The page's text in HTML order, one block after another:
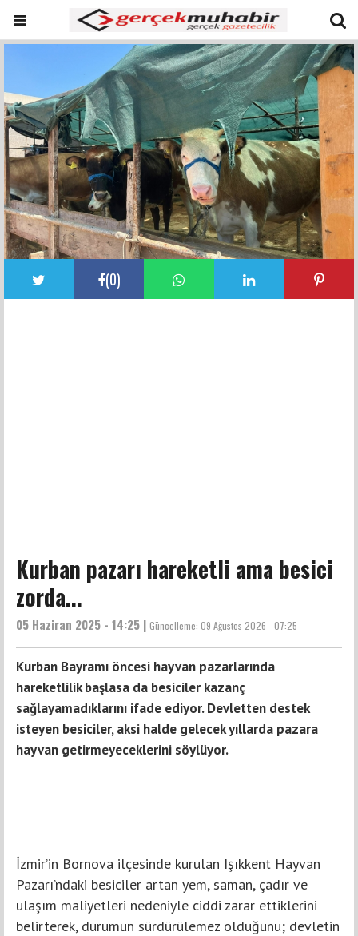
(0)
Kurban pazarı hareketli ama besici
zorda...
05 Haziran 2025 - 14:25 | Güncelleme: 09 Ağustos 2026 - 07:25
Kurban Bayramı öncesi hayvan pazarlarında
hareketlilik başlasa da besiciler kazanç
sağlayamadıklarını ifade ediyor. Devletten destek
isteyen besiciler, aksi halde gelecek yıllarda pazara
hayvan getirmeyeceklerini söylüyor.
İzmir’in Bornova ilçesinde kurulan Işıkkent Hayvan
Pazarı’ndaki besiciler artan yem, saman, çadır ve
ulaşım maliyetleri nedeniyle ciddi zarar ettiklerini
belirterek, durumun sürdürülemez olduğunu; devletin